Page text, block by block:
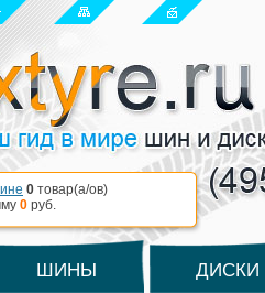
0 товар(a/ов)
0 руб.
ШИНЫ ДИСКИ